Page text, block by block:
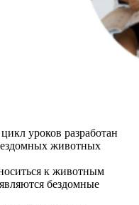
уроков разработан
животных
к животным
бездомные